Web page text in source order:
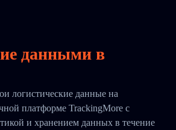
данными в
логистические данные на
платформе TrackingMore с
и хранением данных в течение